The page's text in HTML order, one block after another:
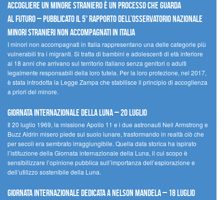
Accogliere un minore straniero è un processo che guarda
al futuro – Pubblicato il 5° rapporto dell’Osservatorio Nazionale
Minori Stranieri Non Accompagnati in Italia
I minori non accompagnati in Italia rappresentano una delle categorie più
vulnerabili tra i migranti. Si tratta di bambini e adolescenti di età inferiore
ai 18 anni che arrivano sul territorio italiano senza genitori o adulti
legalmente responsabili della loro tutela. Per la loro protezione, nel 2017,
è stata introdotta la Legge Zampa che stabilisce il principio di accoglienza
a priori del minore.
Giornata Internazionale della Luna – 20 luglio
Il 20 luglio 1969, la missione Apollo 11 e i due astronauti Neil Armstrong e
Buzz Aldrin misero piede sul suolo lunare, trasformando in realtà ciò che
per secoli era sembrato irraggiungibile. Quella data storica ha ispirato
l’istituzione della Giornata internazionale della Luna, il cui scopo è
sensibilizzare l’opinione pubblica sull’importanza dell’esplorazione e
dell’utilizzo sostenibile della Luna.
Giornata internazionale dedicata a Nelson Mandela – 18 luglio